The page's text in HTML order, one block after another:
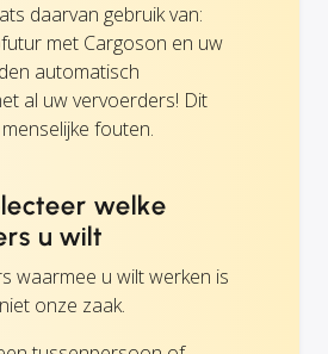
daarvan gebruik van:
met Cargoson en uw
automatisch
al uw vervoerders! Dit
fouten.
welke
u wilt
waarmee u wilt werken is
onze zaak.